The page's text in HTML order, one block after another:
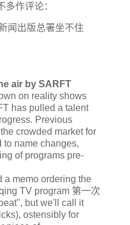
多作评论：
闻出版总署坐不住
air by SARFT
on reality shows
has pulled a talent
Previous
crowded market for
to name changes,
of programs pre-
a memo ordering the
TV program 第一次
but we'll call it
ostensibly for